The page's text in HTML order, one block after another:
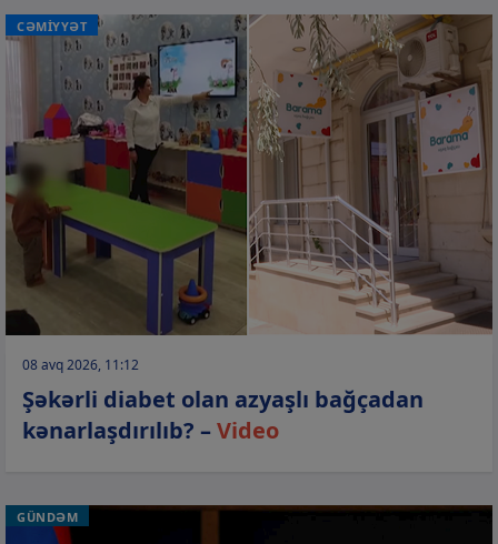
CƏMİYYƏT
08 avq 2026, 11:12
Şəkərli diabet olan azyaşlı bağçadan
kənarlaşdırılıb? –Video
GÜNDƏM